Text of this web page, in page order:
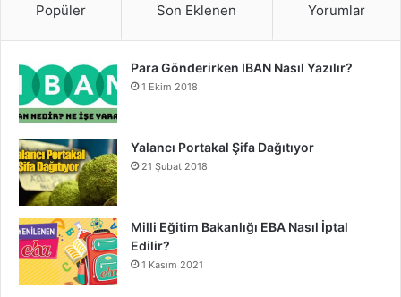
Popüler Son Eklenen Yorumlar
Para Gönderirken IBAN Nasıl Yazılır?
1 Ekim 2018
Yalancı Portakal Şifa Dağıtıyor
21 Şubat 2018
Milli Eğitim Bakanlığı EBA Nasıl İptal
Edilir?
1 Kasım 2021